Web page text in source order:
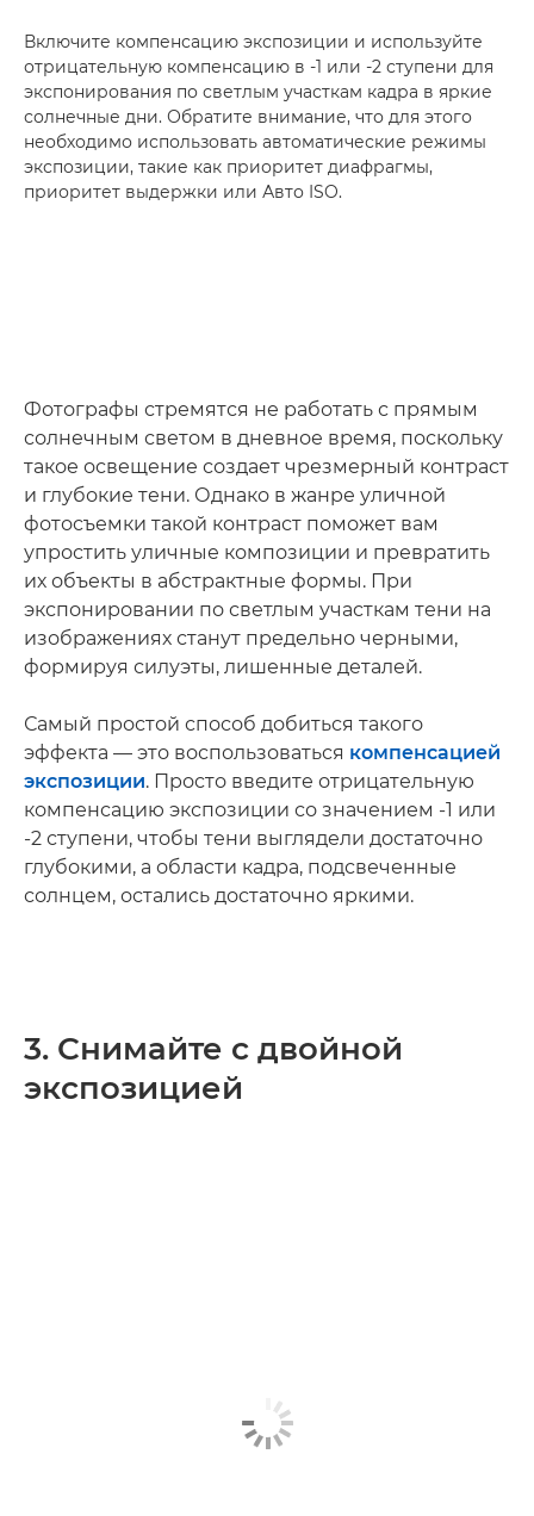
Включите компенсацию экспозиции и используйте
отрицательную компенсацию в -1 или -2 ступени для
экспонирования по светлым участкам кадра в яркие
солнечные дни. Обратите внимание, что для этого
необходимо использовать автоматические режимы
экспозиции, такие как приоритет диафрагмы,
приоритет выдержки или Авто ISO.
Фотографы стремятся не работать с прямым
солнечным светом в дневное время, поскольку
такое освещение создает чрезмерный контраст
и глубокие тени. Однако в жанре уличной
фотосъемки такой контраст поможет вам
упростить уличные композиции и превратить
их объекты в абстрактные формы. При
экспонировании по светлым участкам тени на
изображениях станут предельно черными,
формируя силуэты, лишенные деталей.
Самый простой способ добиться такого
эффекта — это воспользоваться компенсацией
экспозиции. Просто введите отрицательную
компенсацию экспозиции со значением -1 или
-2 ступени, чтобы тени выглядели достаточно
глубокими, а области кадра, подсвеченные
солнцем, остались достаточно яркими.
3. Снимайте с двойной
экспозицией